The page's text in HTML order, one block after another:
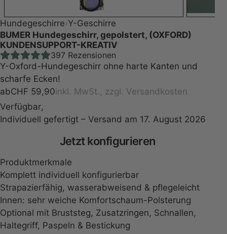
Hundegeschirre›Y-Geschirre
BUMER Hundegeschirr, gepolstert, (OXFORD)
KUNDENSUPPORT-KREATIV
397 Rezensionen
Y-Oxford-Hundegeschirr ohne harte Kanten und
scharfe Ecken!
abCHF 59,90inkl. MwSt., zzgl. Versandkosten
Verfügbar,
Individuell gefertigt – Versand am 17. August 2026
the
Configure
button
to
Jetzt konfigurieren
Produktmerkmale
Komplett individuell konfigurierbar
Strapazierfähig, wasserabweisend & pflegeleicht
Innen: sehr weiche Komfortschaum-Polsterung
Optional mit Bruststeg, Zusatzringen, Schnallen,
Haltegriff, Paspeln & Bestickung